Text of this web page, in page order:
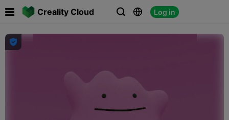
Creality Cloud   Log in
 
